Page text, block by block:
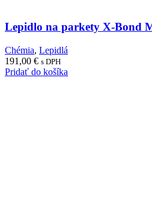
Lepidlo na parkety X-Bond
Chémia, Lepidlá
191,00 € s DPH
Pridať do košíka